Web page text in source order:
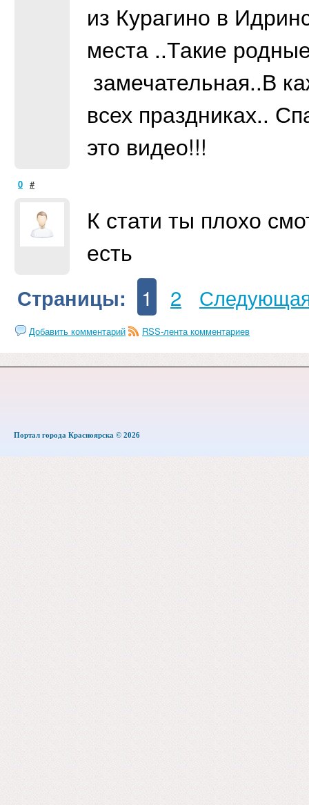
из Курагино в
места ..Такие
замечательная..В
всех праздниках..
это видео!!!
0 #
К стати ты плохо
есть
Страницы: 1 2
Добавить комментарий RSS-лента комментариев
Портал города Красноярска © 2026